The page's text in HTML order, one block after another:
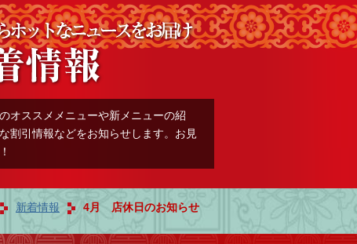
オススメメニューや新メニューの紹
割引情報などをお知らせします。お見
新着情報 4月 店休日のお知らせ